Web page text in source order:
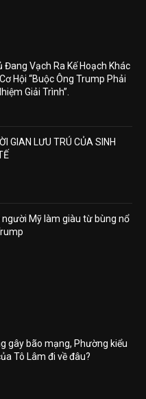
Đang Vạch Ra Kế Hoạch Khác
Hội “Buộc Ông Trump Phải
Giải Trình”.
GIAN LƯU TRÚ CỦA SINH
Mỹ làm giàu từ bùng nổ
gây bão mạng, Phường kiểu
Tô Lâm đi về đâu?